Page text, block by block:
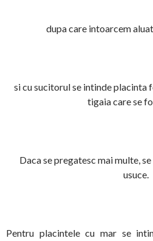
dupa care intoarcem
si cu sucitorul se intinde placinta
tigaia care se
Daca se pregatesc mai multe,
usuce.
Pentru placintele cu mar se